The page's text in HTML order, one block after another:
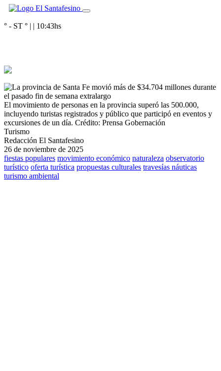
° - ST ° | | 10:43hs
El movimiento de personas en la provincia superó las 500.000,
incluyendo turistas registrados y público que participó en eventos y
excursiones de un día. Crédito: Prensa Gobernación
Turismo
Redacción El Santafesino
26 de noviembre de 2025
fiestas populares movimiento económico naturaleza observatorio
turístico oferta turística propuestas culturales travesías náuticas
turismo ambiental